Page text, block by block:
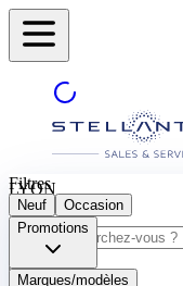
LYON
Filtres
Neuf
Occasion
Promotions
Marques/modèles